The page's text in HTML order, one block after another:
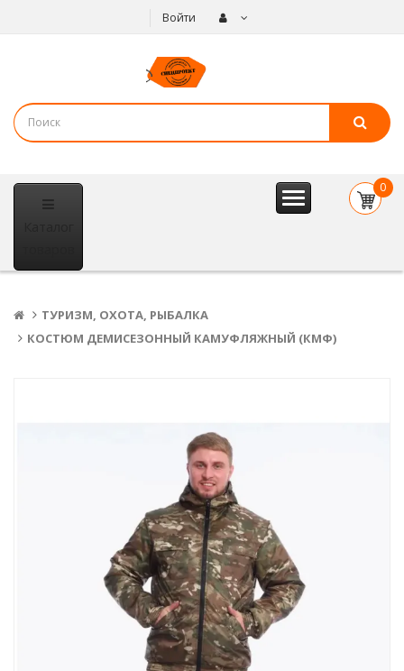
Войти
0
ТУРИЗМ, ОХОТА, РЫБАЛКА
КОСТЮМ ДЕМИСЕЗОННЫЙ КАМУФЛЯЖНЫЙ (КМФ)